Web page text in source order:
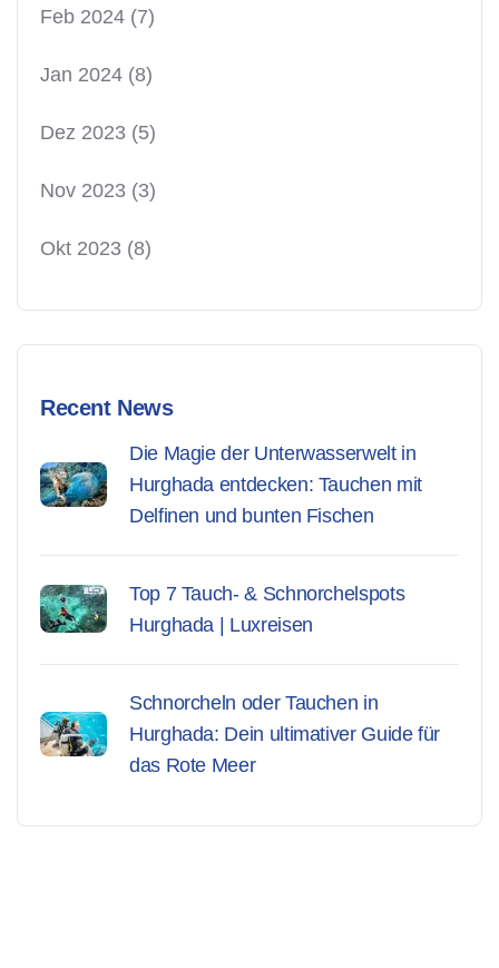
Feb 2024 (7)
Jan 2024 (8)
Dez 2023 (5)
Nov 2023 (3)
Okt 2023 (8)
Recent News
Die Magie der Unterwasserwelt in
Hurghada entdecken: Tauchen mit
Delfinen und bunten Fischen
Top 7 Tauch- & Schnorchelspots
Hurghada | Luxreisen
Schnorcheln oder Tauchen in
Hurghada: Dein ultimativer Guide für
das Rote Meer